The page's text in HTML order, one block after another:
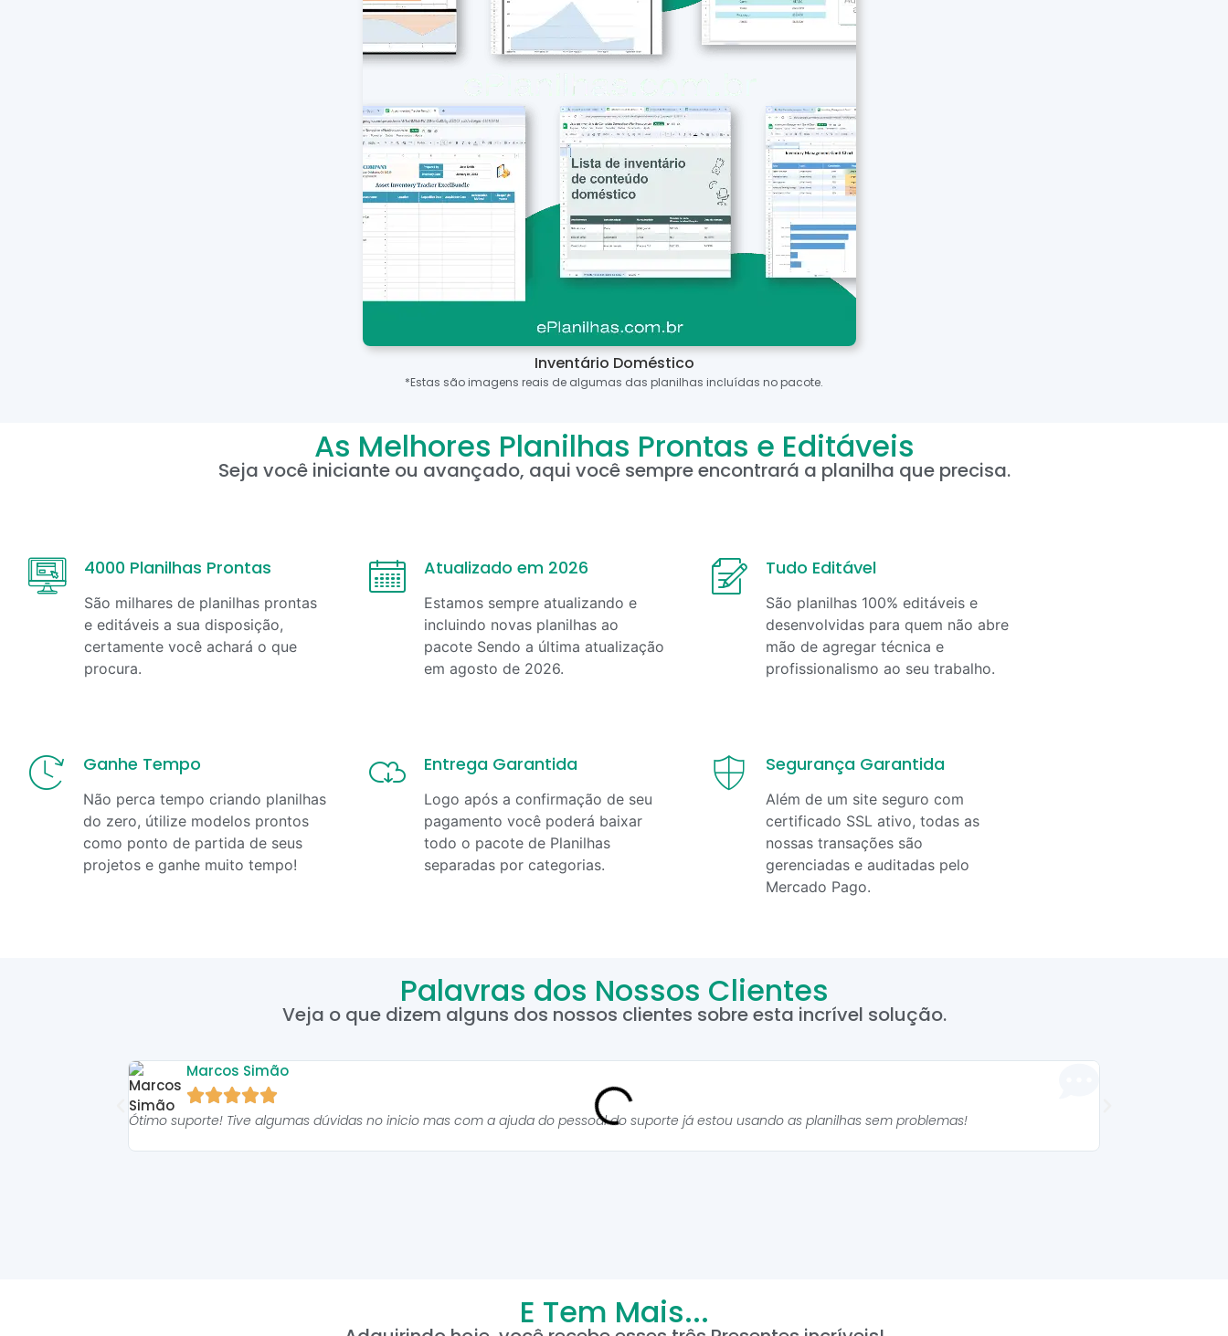
Inventário Doméstico
*Estas são imagens reais de algumas das planilhas incluídas no pacote.
As Melhores Planilhas Prontas e Editáveis
Seja você iniciante ou avançado, aqui você sempre encontrará a planilha que precisa.
4000 Planilhas Prontas
São milhares de planilhas prontas
e editáveis a sua disposição,
certamente você achará o que
procura.
Atualizado em 2026
Estamos sempre atualizando e
incluindo novas planilhas ao
pacote Sendo a última atualização
em agosto de 2026.
Tudo Editável
São planilhas 100% editáveis e
desenvolvidas para quem não abre
mão de agregar técnica e
profissionalismo ao seu trabalho.
Ganhe Tempo
Não perca tempo criando planilhas
do zero, útilize modelos prontos
como ponto de partida de seus
projetos e ganhe muito tempo!
Entrega Garantida
Logo após a confirmação de seu
pagamento você poderá baixar
todo o pacote de Planilhas
separadas por categorias.
Segurança Garantida
Além de um site seguro com
certificado SSL ativo, todas as
nossas transações são
gerenciadas e auditadas pelo
Mercado Pago.
Palavras dos Nossos Clientes
Veja o que dizem alguns dos nossos clientes sobre esta incrível solução.
Marcos Simão

Ótimo suporte! Tive algumas dúvidas no inicio mas com a ajuda do pessoal do suporte já estou usando as planilhas sem problemas!
E Tem Mais...